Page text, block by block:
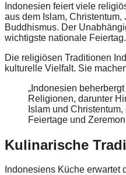
Indonesien feiert viele
aus dem Islam,
Buddhismus. Der
wichtigste nationale Feiertag.
Die religiösen Traditionen
kulturelle Vielfalt. Sie
„Indonesien
Religionen, darunter
Islam und
Feiertage und
Kulinarische
Indonesiens Küche